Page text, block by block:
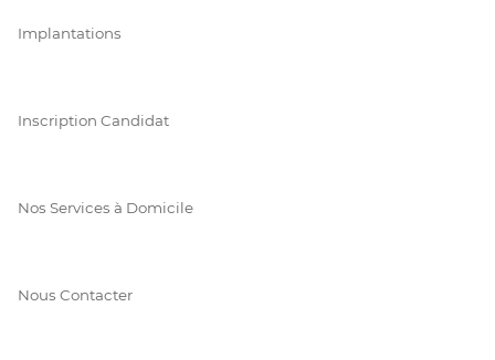
Implantations
Inscription Candidat
Nos Services à Domicile
Nous Contacter